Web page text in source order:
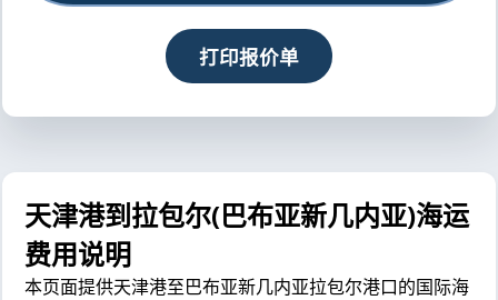
打印报价单
天津港到拉包尔(巴布亚新几内亚)海运
费用说明
本页面提供天津港至巴布亚新几内亚拉包尔港口的国际海